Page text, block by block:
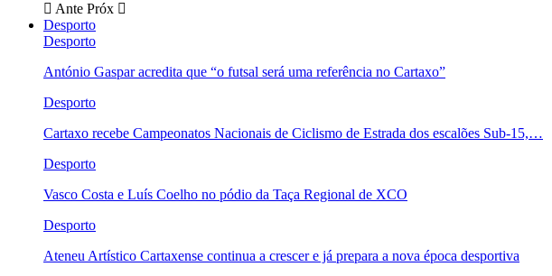
Ante Próx
Desporto
Desporto
António Gaspar acredita que “o futsal será uma referência no Cartaxo”
Desporto
Cartaxo recebe Campeonatos Nacionais de Ciclismo de Estrada dos escalões Sub-15,…
Desporto
Vasco Costa e Luís Coelho no pódio da Taça Regional de XCO
Desporto
Ateneu Artístico Cartaxense continua a crescer e já prepara a nova época desportiva